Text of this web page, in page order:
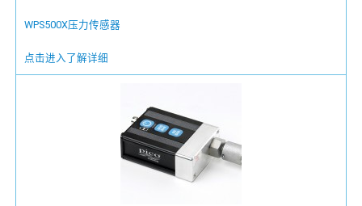
WPS500X压力传感器
点击进入了解详细